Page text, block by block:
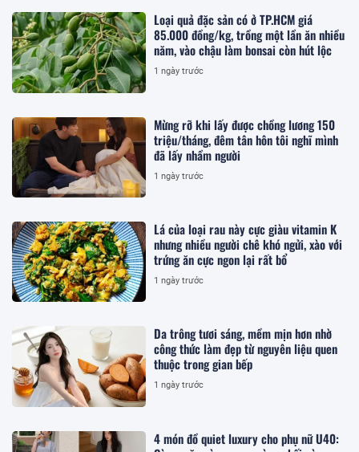
Loại quả đặc sản có ở TP.HCM giá
85.000 đồng/kg, trồng một lần ăn nhiều
năm, vào chậu làm bonsai còn hút lộc
1 ngày trước
Mừng rỡ khi lấy được chồng lương 150
triệu/tháng, đêm tân hôn tôi nghĩ mình
đã lấy nhầm người
1 ngày trước
Lá của loại rau này cực giàu vitamin K
nhưng nhiều người chê khó ngửi, xào với
trứng ăn cực ngon lại rất bổ
1 ngày trước
Da trông tươi sáng, mềm mịn hơn nhờ
công thức làm đẹp từ nguyên liệu quen
thuộc trong gian bếp
1 ngày trước
4 món đồ quiet luxury cho phụ nữ U40: